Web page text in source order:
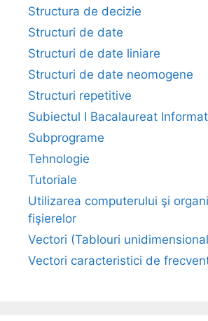
Structura de decizie
Structuri de date
Structuri de date liniare
Structuri de date neomogene
Structuri repetitive
Subiectul I Bacalaureat
Subprograme
Tehnologie
Tutoriale
Utilizarea computerului şi
fişierelor
Vectori (Tablouri
Vectori caracteristici de